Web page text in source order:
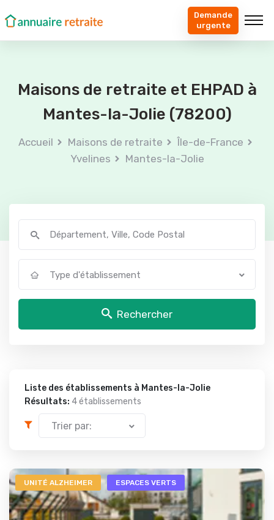
Demande
urgente
Maisons de retraite et EHPAD à
Mantes-la-Jolie (78200)
Accueil Maisons de retraite
Île-de-France
Yvelines
Mantes-la-Jolie
Type d'établissement
Rechercher
Liste des établissements à Mantes-la-Jolie
Résultats: 4 établissements
Trier par:
UNITÉ ALZHEIMER ESPACES VERTS